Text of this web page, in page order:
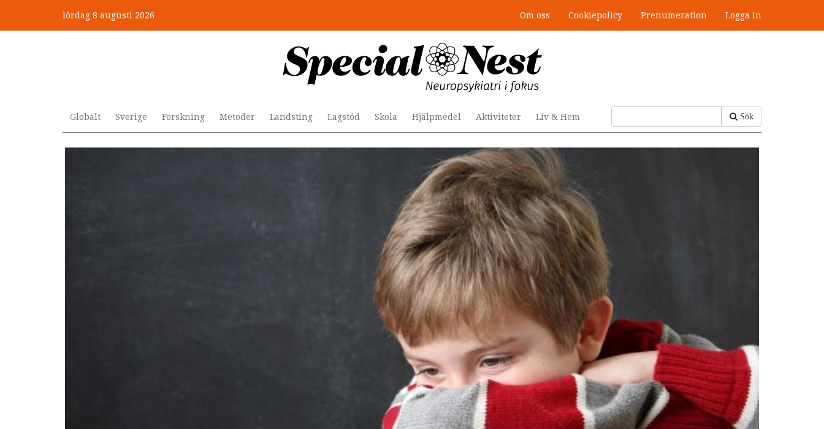
huvudinnehåll
lördag 8 augusti 2026 Om oss Cookiepolicy Prenumeration Logga in
Sök
Globalt Sverige Forskning Metoder Landsting Lagstöd Skola Hjälpmedel Aktiviteter Liv & Hem
”Jobbet gick bra – just därför togs stödet bort”